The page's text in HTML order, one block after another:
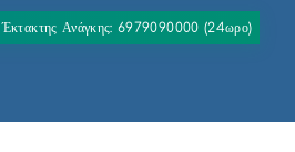
Ανάγκης: 6979090000 (24ωρο)